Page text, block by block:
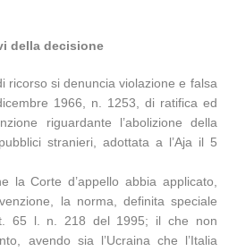
della decisione
ricorso si denuncia violazione e falsa
1966, n. 1253, di ratifica ed
riguardante l’abolizione della
stranieri, adottata a l’Aja il 5
la Corte d’appello abbia applicato,
la norma, definita speciale
65 l. n. 218 del 1995; il che non
avendo sia l’Ucraina che l’Italia